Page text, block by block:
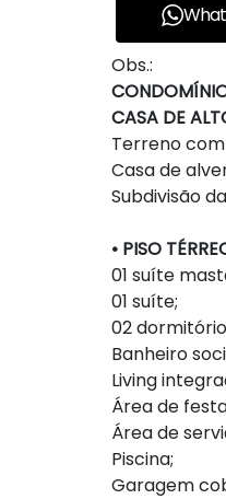
Obs.:
CASA DE
Terreno
Casa de
Subdivisão
• PISO
01 suíte
01 suíte;
02
Banheiro
Living
Área de
Área de
Piscina;
Garagem